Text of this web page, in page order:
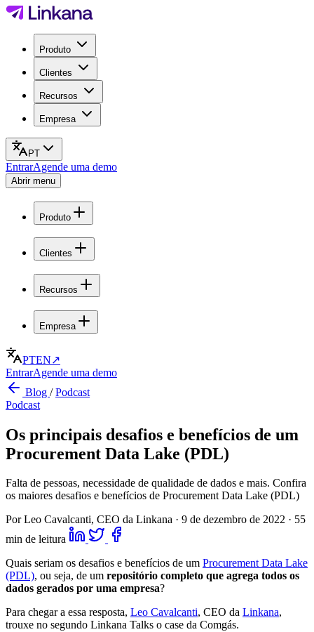
Produto
Clientes
Recursos
Empresa
PT
EntrarAgende uma demo
Abrir menu
Produto
Clientes
Recursos
Empresa
PTEN↗
EntrarAgende uma demo
Blog /Podcast
Podcast
Os principais desafios e benefícios de um
Procurement Data Lake (PDL)
Falta de pessoas, necessidade de qualidade de dados e mais. Confira
os maiores desafios e benefícios de Procurement Data Lake (PDL)
Por Leo Cavalcanti, CEO da Linkana · 9 de dezembro de 2022 · 55
min de leitura
Quais seriam os desafios e benefícios de um Procurement Data Lake
(PDL), ou seja, de um repositório completo que agrega todos os
dados gerados por uma empresa?
Para chegar a essa resposta, Leo Cavalcanti, CEO da Linkana,
trouxe no segundo Linkana Talks o case da Comgás.